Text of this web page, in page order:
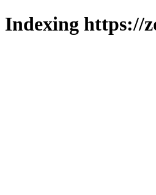
Indexing https://